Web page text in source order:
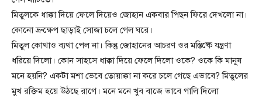
মিতুলকে ধাক্কা দিয়ে ফেলে দিয়েও জোহান একবার পিছন ফিরে দেখলো না।
কোনো ভ্রুক্ষেপ ছাড়াই সোজা চলে গেল ঘরে।
মিতুল কোথাও ব্যথা পেল না। কিন্তু জোহানের আচরণ ওর মস্তিষ্কে যন্ত্রণা
ধরিয়ে দিলো। কোন সাহসে ধাক্কা দিয়ে ফেলে দিলো ওকে? ওকে কি মানুষ
মনে হয়নি? একটা মশা ভেবে তোয়াক্কা না করে চলে গেছে এভাবে? মিতুলের
মুখ রক্তিম হয়ে উঠছে রাগে। মনে মনে খুব বাজে ভাবে গালি দিলো